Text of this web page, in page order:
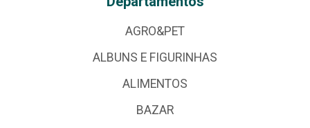
AGRO&PET
ALBUNS E FIGURINHAS
ALIMENTOS
BAZAR